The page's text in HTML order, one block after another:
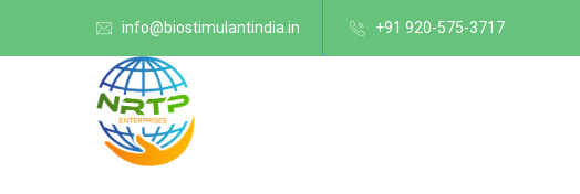
info@biostimulantindia.in +91 920-575-3717